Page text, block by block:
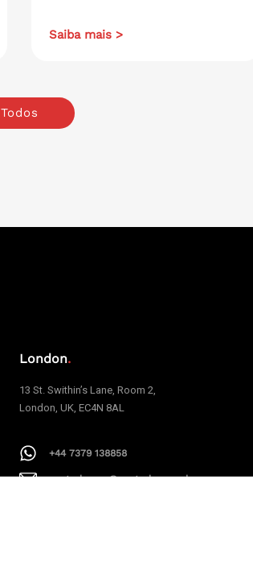
Saiba mais >
Todos
London.
13 St. Swithin’s Lane, Room 2,
London, UK, EC4N 8AL
+44 7379 138858
centralpress@centralpress.uk